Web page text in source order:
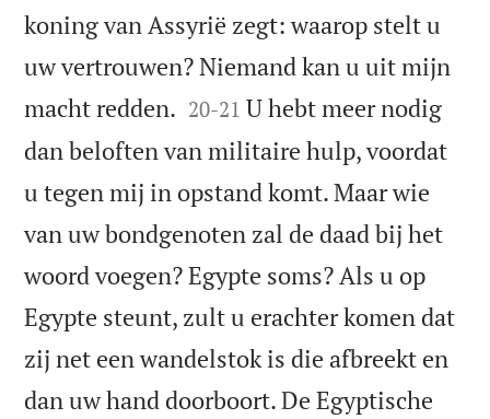
koning van Assyrië zegt: waarop stelt u
uw vertrouwen? Niemand kan u uit mijn
macht redden. 

20-21 U hebt meer nodig
dan beloften van militaire hulp, voordat
u tegen mij in opstand komt. Maar wie
van uw bondgenoten zal de daad bij het
woord voegen? Egypte soms? Als u op
Egypte steunt, zult u erachter komen dat
zij net een wandelstok is die afbreekt en
dan uw hand doorboort. De Egyptische